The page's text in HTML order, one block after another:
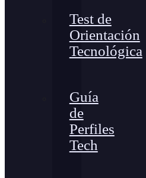
Test de
Orientación
Tecnológica
Guía
de
Perfiles
Tech